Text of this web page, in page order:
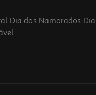
Dia dos Namorados